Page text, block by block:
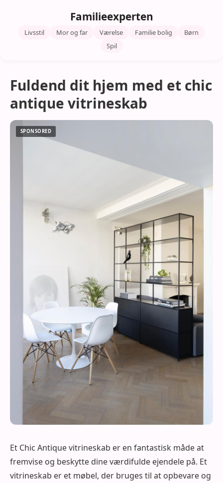
Familieexperten
Livsstil Mor og far Værelse Familie bolig
Børn
Spil
Fuldend dit hjem med et chic
antique vitrineskab
Et Chic Antique vitrineskab er en fantastisk måde at
fremvise og beskytte dine værdifulde ejendele på. Et
vitrineskab er et møbel, der bruges til at opbevare og